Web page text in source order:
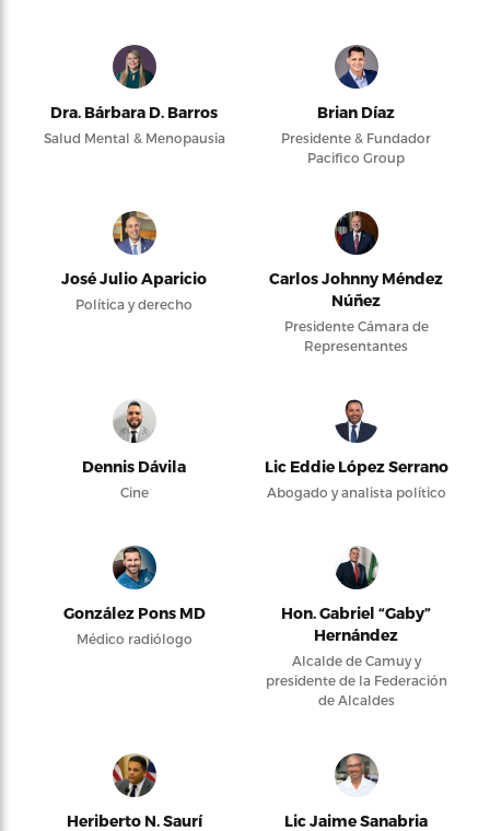
Dra. Bárbara D. Barros
Salud Mental & Menopausia
Brian Díaz
Presidente & Fundador
Pacifico Group
José Julio Aparicio
Política y derecho
Carlos Johnny Méndez
Núñez
Presidente Cámara de
Representantes
Dennis Dávila
Cine
Lic Eddie López Serrano
Abogado y analista político
González Pons MD
Médico radiólogo
Hon. Gabriel “Gaby”
Hernández
Alcalde de Camuy y
presidente de la Federación
de Alcaldes
Heriberto N. Saurí Lic Jaime Sanabria